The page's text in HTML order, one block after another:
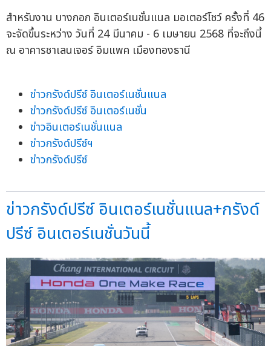
สำหรับงาน บางกอก อินเตอร์เนชั่นแนล มอเตอร์โชว์ ครั้งที่ 46
จะจัดขึ้นระหว่าง วันที่ 24 มีนาคม - 6 เมษายน 2568 ที่จะถึงนี้
ณ อาคารชาเลนเจอร์ อิมแพค เมืองทองธานี
ข่าวกรังด์ปรีซ์ อินเตอร์เนชั่นแนล
ข่าวกรังด์ปรีซ์ อินเตอร์เนชั่น
ข่าวอินเตอร์เนชั่นแนล
ข่าวกรังด์ปรีซ์ฯ
ข่าวกรังด์ปรีซ์
ข่าวกรังด์ปรีซ์ อินเตอร์เนชั่นแนล+กรังด์
ปรีซ์ อินเตอร์เนชั่นวันนี้